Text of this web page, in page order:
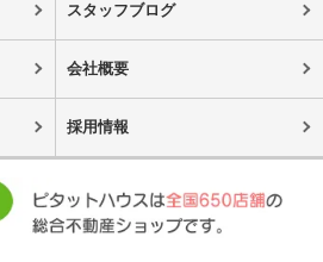
スタッフブログ
会社概要
採用情報